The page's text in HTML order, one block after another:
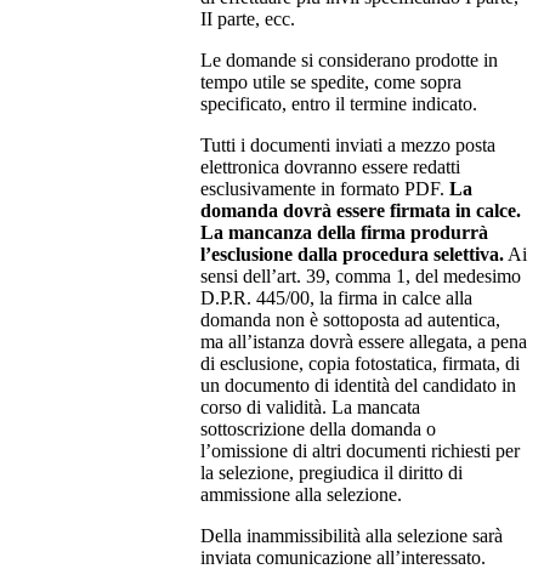
II parte, ecc.
Le domande si considerano prodotte in
tempo utile se spedite, come sopra
specificato, entro il termine indicato.
Tutti i documenti inviati a mezzo posta
elettronica dovranno essere redatti
esclusivamente in formato PDF. La
domanda dovrà essere firmata in calce.
La mancanza della firma produrrà
l’esclusione dalla procedura selettiva. Ai
sensi dell’art. 39, comma 1, del medesimo
D.P.R. 445/00, la firma in calce alla
domanda non è sottoposta ad autentica,
ma all’istanza dovrà essere allegata, a pena
di esclusione, copia fotostatica, firmata, di
un documento di identità del candidato in
corso di validità. La mancata
sottoscrizione della domanda o
l’omissione di altri documenti richiesti per
la selezione, pregiudica il diritto di
ammissione alla selezione.
Della inammissibilità alla selezione sarà
inviata comunicazione all’interessato.